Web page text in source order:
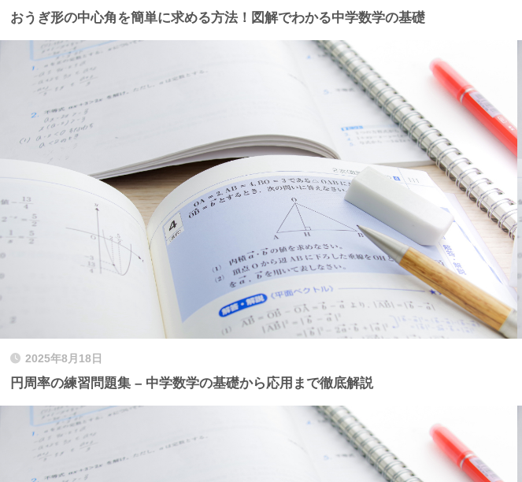
おうぎ形の中心角を簡単に求める方法！図解でわかる中学数学の基礎
2025年8月18日
円周率の練習問題集 – 中学数学の基礎から応用まで徹底解説